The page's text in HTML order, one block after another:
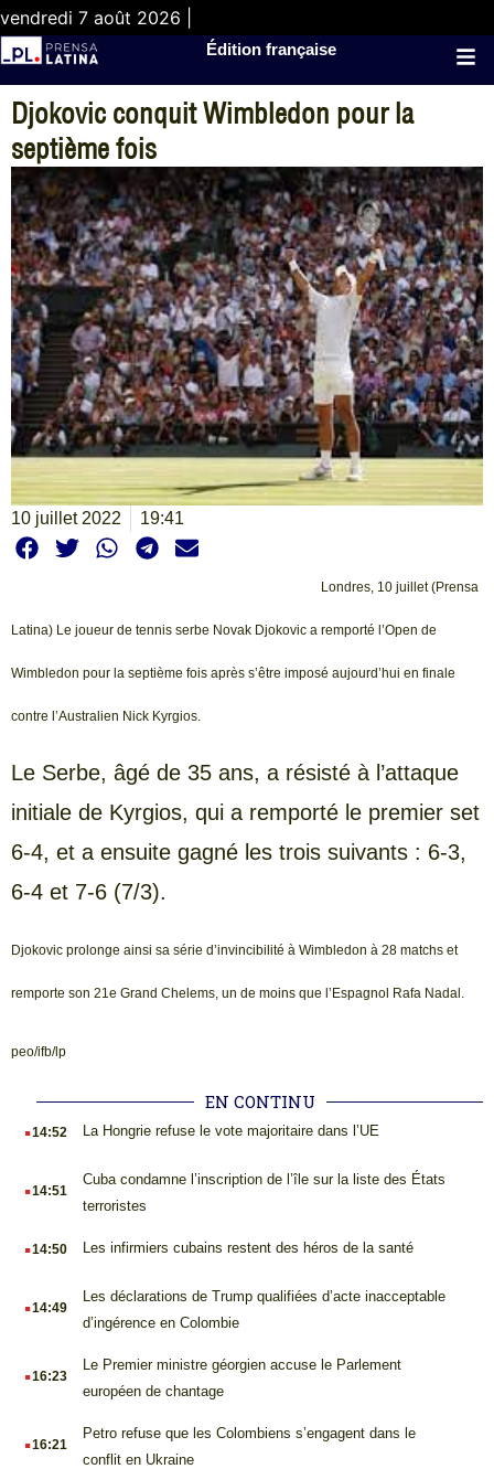
vendredi 7 août 2026 |
Édition française
Djokovic conquit Wimbledon pour la
septième fois
10 juillet 2022 19:41
Londres, 10 juillet (Prensa
Latina) Le joueur de tennis serbe Novak Djokovic a remporté l’Open de
Wimbledon pour la septième fois après s’être imposé aujourd’hui en finale
contre l’Australien Nick Kyrgios.
Le Serbe, âgé de 35 ans, a résisté à l’attaque
initiale de Kyrgios, qui a remporté le premier set
6-4, et a ensuite gagné les trois suivants : 6-3,
6-4 et 7-6 (7/3).
Djokovic prolonge ainsi sa série d’invincibilité à Wimbledon à 28 matchs et
remporte son 21e Grand Chelems, un de moins que l’Espagnol Rafa Nadal.
peo/ifb/lp
EN CONTINU
.14:52 La Hongrie refuse le vote majoritaire dans l’UE
.14:51
Cuba condamne l’inscription de l’île sur la liste des États
terroristes
.14:50 Les infirmiers cubains restent des héros de la santé
.14:49
Les déclarations de Trump qualifiées d’acte inacceptable
d’ingérence en Colombie
.16:23
Le Premier ministre géorgien accuse le Parlement
européen de chantage
.16:21
Petro refuse que les Colombiens s’engagent dans le
conflit en Ukraine